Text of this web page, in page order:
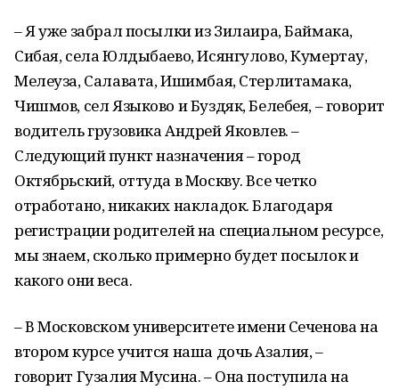
– Я уже забрал посылки из Зилаира, Баймака,
Сибая, села Юлдыбаево, Исянгулово, Кумертау,
Мелеуза, Салавата, Ишимбая, Стерлитамака,
Чишмов, сел Языково и Буздяк, Белебея, – говорит
водитель грузовика Андрей Яковлев. –
Следующий пункт назначения – город
Октябрьский, оттуда в Москву. Все четко
отработано, никаких накладок. Благодаря
регистрации родителей на специальном ресурсе,
мы знаем, сколько примерно будет посылок и
какого они веса.
– В Московском университете имени Сеченова на
втором курсе учится наша дочь Азалия, –
говорит Гузалия Мусина. – Она поступила на